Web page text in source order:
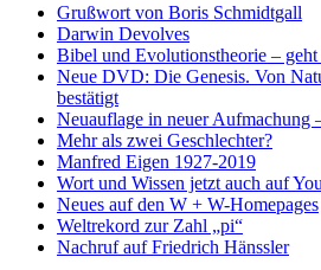
Grußwort von Boris Schmidtgall
Darwin Devolves
Bibel und Evolutionstheorie – geht
Neue DVD: Die Genesis. Von
bestätigt
Neuauflage in neuer Aufmachung
Mehr als zwei Geschlechter?
Manfred Eigen 1927-2019
Wort und Wissen jetzt auch auf
Neues auf den W + W-Homepages
Weltrekord zur Zahl „pi“
Nachruf auf Friedrich Hänssler